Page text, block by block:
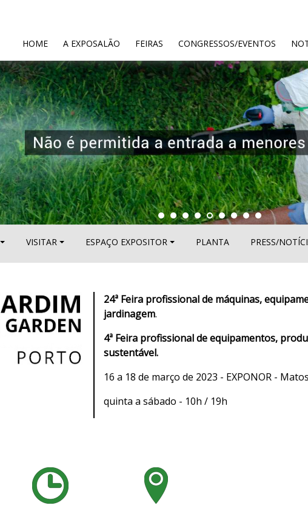
HOME(CURRENT)
A EXPOSALÃO FEIRAS CONGRESSOS/EVENTOS
VISITAR ESPAÇO EXPOSITOR PLANTA PRESS/
24ª Feira profissional de máquinas,
jardinagem.
4ª Feira profissional de equipamentos,
sustentável.
16 a 18 de março de 2023 - EXPONOR -
quinta a sábado - 10h / 19h